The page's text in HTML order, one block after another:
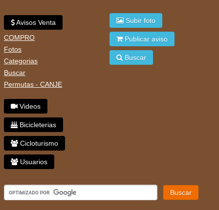
Avisos Venta
COMPRO
Fotos
Categorias
Buscar
Permutas - CANJE
Videos
Bicicleterias
Cicloturismo
Usuarios
Subir foto
Publicar aviso
Buscar
Buscar